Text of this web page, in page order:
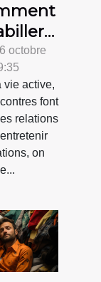
une
?
octobre
vie active,
font
relations
on